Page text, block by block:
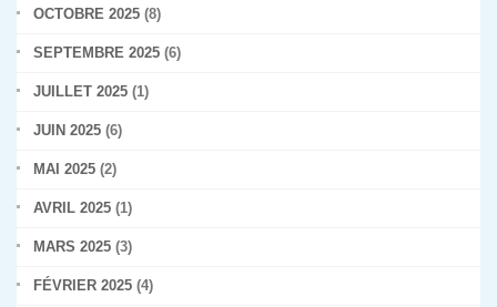
OCTOBRE 2025 (8)
SEPTEMBRE 2025 (6)
JUILLET 2025 (1)
JUIN 2025 (6)
MAI 2025 (2)
AVRIL 2025 (1)
MARS 2025 (3)
FÉVRIER 2025 (4)